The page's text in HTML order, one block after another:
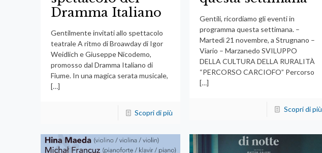
Dramma Italiano
Gentilmente invitati allo spettacolo
teatrale A ritmo di Broawday di Igor
Weidlich e Giuseppe Nicodemo,
promosso dal Dramma Italiano di
Fiume. In una magica serata musicale,
[…]
Scopri di più
Gentili, ricordiamo gli eventi in
programma questa settimana. –
Martedì 21 novembre, a Strugnano –
Viario – Marzanedo SVILUPPO
DELLA CULTURA DELLA RURALITÀ
“PERCORSO CARCIOFO” Percorso
[…]
Scopri di più